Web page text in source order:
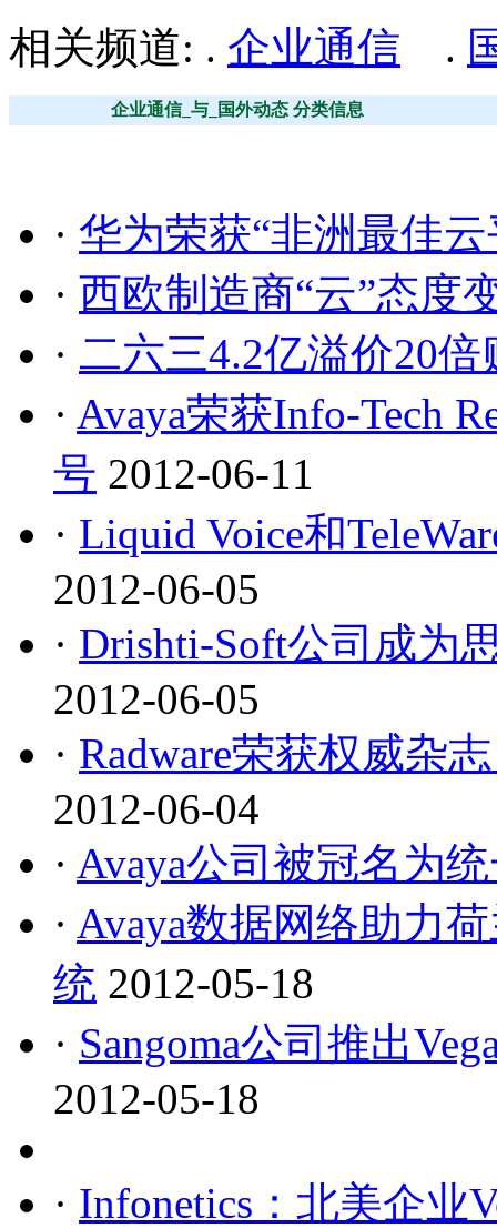
相关频道: . 企业通信 .
企业通信_与_国外动态 分类信息
· 华为荣获“非洲最佳
· 西欧制造商“云”态度
· 二六三4.2亿溢价20
· Avaya荣获Info-Tech
号 2012-06-11
· Liquid Voice和
2012-06-05
· Drishti-Soft公司成为
2012-06-05
· Radware荣获权威杂
2012-06-04
· Avaya公司被冠名为
· Avaya数据网络助力
统 2012-05-18
· Sangoma公司推出
2012-05-18
· Infonetics：北美企业